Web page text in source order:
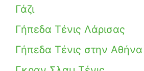
Γάζι
Γήπεδα Τένις Λάρισας
Γήπεδα Τένις στην Αθήνα